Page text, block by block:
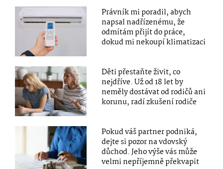
Právník mi poradil, abych
napsal nadřízenému, že
odmítám přijít do práce,
dokud mi nekoupí klimatizaci
Děti přestaňte živit, co
nejdříve. Už od 18 let by
neměly dostávat od rodičů ani
korunu, radí zkušení rodiče
Pokud váš partner podniká,
dejte si pozor na vdovský
důchod. Jeho výše vás může
velmi nepříjemně překvapit